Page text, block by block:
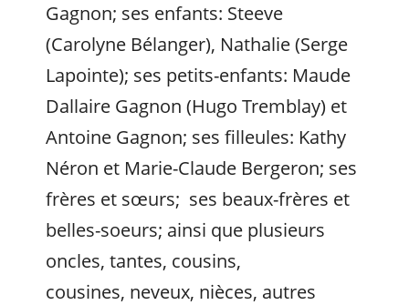
Gagnon; ses enfants: Steeve
(Carolyne Bélanger), Nathalie (Serge
Lapointe); ses petits-enfants: Maude
Dallaire Gagnon (Hugo Tremblay) et
Antoine Gagnon; ses filleules: Kathy
Néron et Marie-Claude Bergeron; ses
frères et sœurs; ses beaux-frères et
belles-soeurs; ainsi que plusieurs
oncles, tantes, cousins,
cousines, neveux, nièces, autres